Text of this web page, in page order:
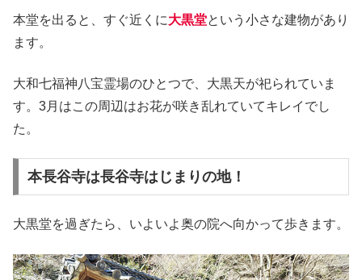
本堂を出ると、すぐ近くに大黒堂という小さな建物があり
ます。
大和七福神八宝霊場のひとつで、大黒天が祀られていま
す。3月はこの周辺はお花が咲き乱れていてキレイでし
た。
本長谷寺は長谷寺はじまりの地！
大黒堂を過ぎたら、いよいよ奥の院へ向かって歩きます。